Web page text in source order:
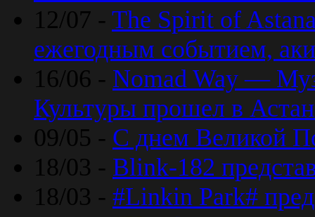
12/07 - The Spirit of
ежегодным событием,
16/06 - Nomad Way —
Культуры прошел в
09/05 - С днем Великой
18/03 - Blink-182
18/03 - #Linkin Park#